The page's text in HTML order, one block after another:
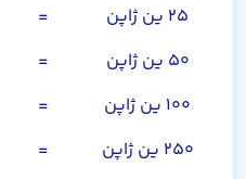
۲۵ ین ژاپن
=
۵۰ ین ژاپن
=
۱۰۰ ین ژاپن
=
۲۵۰ ین ژاپن
=